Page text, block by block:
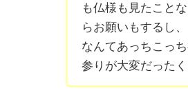
も仏様も見たこと
らお願いもするし
なんてあっちこっ
参りが大変だった